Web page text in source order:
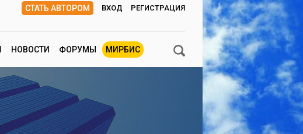
СТАТЬ АВТОРОМ ВХОД РЕГИСТРАЦИЯ
НОВОСТИ ФОРУМЫ МИРБИС